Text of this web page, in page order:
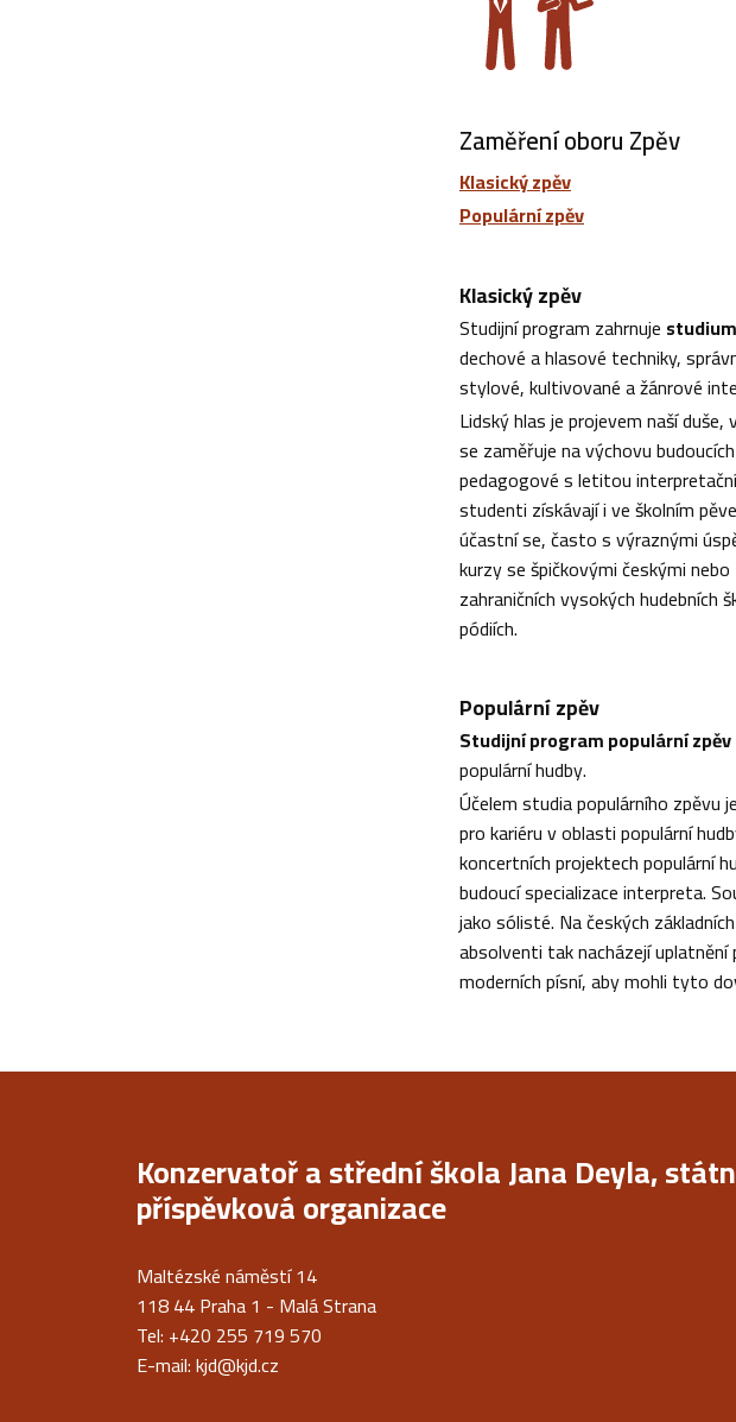
Zaměření oboru Zpěv
Klasický zpěv
Populární zpěv
Klasický zpěv
Studijní program zahrnuje
dechové a hlasové techniky,
stylové, kultivované a žánrové
Lidský hlas je projevem naší
se zaměřuje na výchovu
pedagogové s letitou
studenti získávají i ve školním
účastní se, často s výraznými
kurzy se špičkovými českými
zahraničních vysokých hudebních
pódiích.
Populární zpěv
Studijní program populární zpěv
populární hudby.
Účelem studia populárního
pro kariéru v oblasti populární
koncertních projektech populární
budoucí specializace interpreta.
jako sólisté. Na českých
absolventi tak nacházejí
moderních písní, aby mohli tyto
Konzervatoř a střední škola Jana Deyla,
příspěvková organizace
Maltézské náměstí 14
118 44 Praha 1 - Malá Strana
Tel: +420 255 719 570
E-mail:kjd@kjd.cz